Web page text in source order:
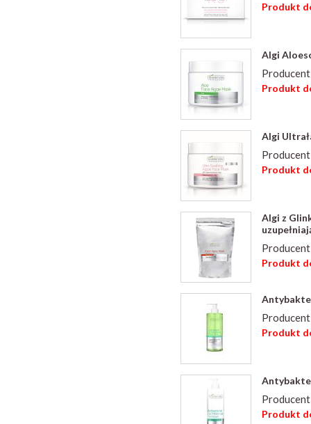
Produkt
Algi
Produkt
Algi
Produkt
Algi z
Produkt
Produkt
Produkt